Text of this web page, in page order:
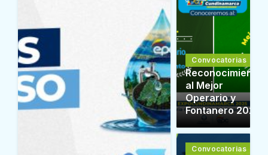
Convocatorias
Reconocimiento
al Mejor
Operario y
Fontanero 2025
Convocatorias